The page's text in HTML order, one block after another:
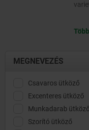
MEGNEVEZÉS
Csavaros ütköző
Excenteres ütköző
Munkadarab ütköző
Szorító ütköző